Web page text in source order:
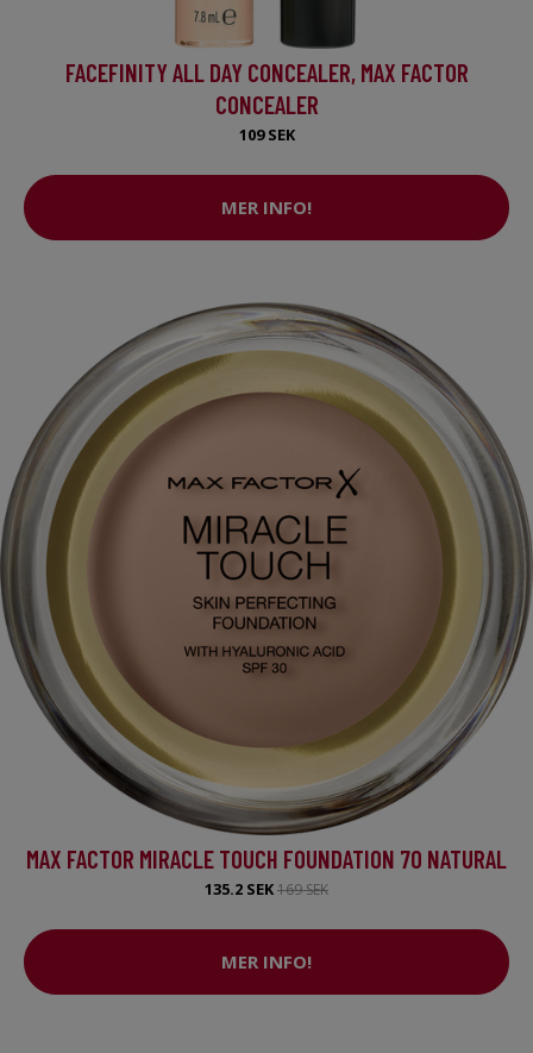
FACEFINITY ALL DAY CONCEALER, MAX FACTOR
CONCEALER
109 SEK
MER INFO!
MAX FACTOR MIRACLE TOUCH FOUNDATION 70 NATURAL
135.2 SEK169 SEK
MER INFO!